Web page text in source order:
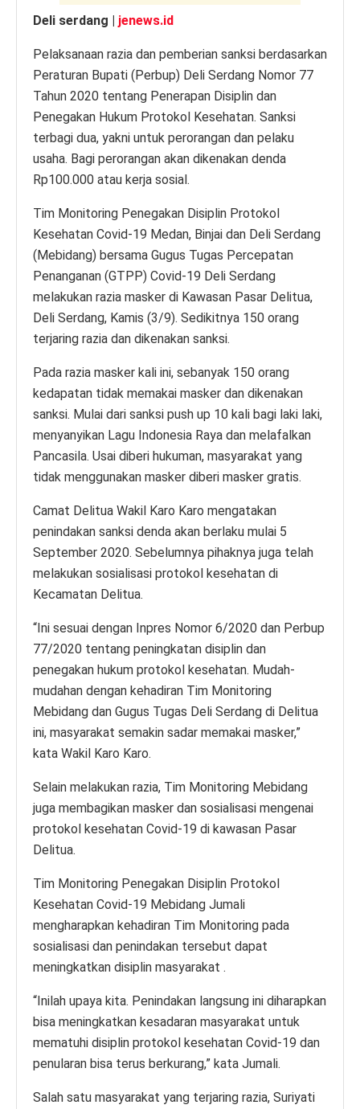
Deli serdang | jenews.id
Pelaksanaan razia dan pemberian sanksi berdasarkan
Peraturan Bupati (Perbup) Deli Serdang Nomor 77
Tahun 2020 tentang Penerapan Disiplin dan
Penegakan Hukum Protokol Kesehatan. Sanksi
terbagi dua, yakni untuk perorangan dan pelaku
usaha. Bagi perorangan akan dikenakan denda
Rp100.000 atau kerja sosial.
Tim Monitoring Penegakan Disiplin Protokol
Kesehatan Covid-19 Medan, Binjai dan Deli Serdang
(Mebidang) bersama Gugus Tugas Percepatan
Penanganan (GTPP) Covid-19 Deli Serdang
melakukan razia masker di Kawasan Pasar Delitua,
Deli Serdang, Kamis (3/9). Sedikitnya 150 orang
terjaring razia dan dikenakan sanksi.
Pada razia masker kali ini, sebanyak 150 orang
kedapatan tidak memakai masker dan dikenakan
sanksi. Mulai dari sanksi push up 10 kali bagi laki laki,
menyanyikan Lagu Indonesia Raya dan melafalkan
Pancasila. Usai diberi hukuman, masyarakat yang
tidak menggunakan masker diberi masker gratis.
Camat Delitua Wakil Karo Karo mengatakan
penindakan sanksi denda akan berlaku mulai 5
September 2020. Sebelumnya pihaknya juga telah
melakukan sosialisasi protokol kesehatan di
Kecamatan Delitua.
“Ini sesuai dengan Inpres Nomor 6/2020 dan Perbup
77/2020 tentang peningkatan disiplin dan
penegakan hukum protokol kesehatan. Mudah-
mudahan dengan kehadiran Tim Monitoring
Mebidang dan Gugus Tugas Deli Serdang di Delitua
ini, masyarakat semakin sadar memakai masker,”
kata Wakil Karo Karo.
Selain melakukan razia, Tim Monitoring Mebidang
juga membagikan masker dan sosialisasi mengenai
protokol kesehatan Covid-19 di kawasan Pasar
Delitua.
Tim Monitoring Penegakan Disiplin Protokol
Kesehatan Covid-19 Mebidang Jumali
mengharapkan kehadiran Tim Monitoring pada
sosialisasi dan penindakan tersebut dapat
meningkatkan disiplin masyarakat .
“Inilah upaya kita. Penindakan langsung ini diharapkan
bisa meningkatkan kesadaran masyarakat untuk
mematuhi disiplin protokol kesehatan Covid-19 dan
penularan bisa terus berkurang,” kata Jumali.
Salah satu masyarakat yang terjaring razia, Suriyati